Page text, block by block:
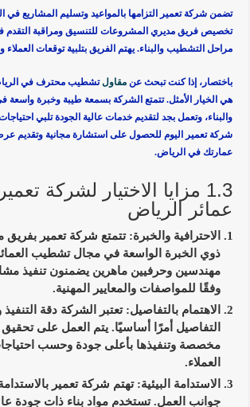
تضمن شركة تعمير التزامها بالمواعيد وتسليم المشاريع في
تخصيص فريق مديري المشروعات للتنسيق ومراقبة
مراحل التشطيب والبناء. يهتم الفريق بتلبية توقعات
باختصار، إذا كنت تبحث عنمقاولتشطيب محترف في
هي الخيار الأمثل. تتمتع الشركة بسمعة طيبة وخبرة
والبناء، وتعمل بجد لتقديم خدمات عالية الجودة تلبي
شركة تعمير اليوم للحصول على استشارة مجانية
عمارتك في الرياض.
1.3 مزايا الاختيار لشركة
عمائر الرياض
الاحترافية والخبرة: تتمتع شركة تعمير
ذوي الخبرة الواسعة في مجال تشطيب
مهندسين وحرفيين ماهرين يضمنون تنفيذ
وفقًا للمواصفات والمعايير المهنية.
الاهتمام بالتفاصيل: تعتبر الشركة دقة
التفاصيل أمرًا أساسيًا. يتم العمل على
مخصصة وتنفيذها بأعلى جودة وحسب
العملاء.
الاستدامة البيئية: تهتم شركة تعمير
جوانب العمل. تستخدم مواد بناء ذات جودة